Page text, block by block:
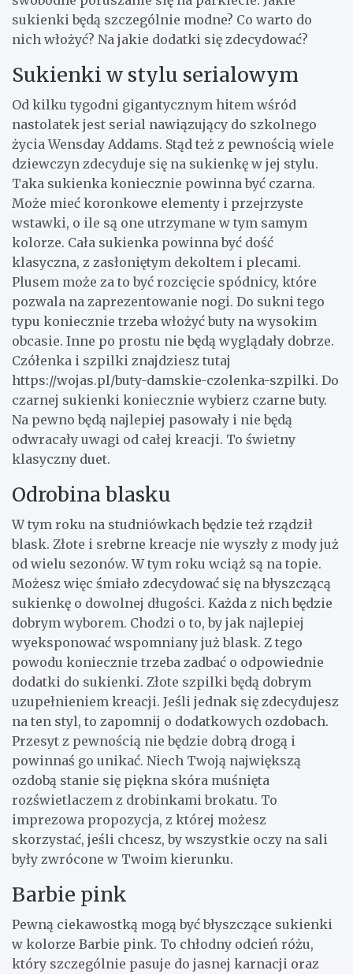
sukienki będą szczególnie modne? Co warto do
nich włożyć? Na jakie dodatki się zdecydować?
Sukienki w stylu serialowym
Od kilku tygodni gigantycznym hitem wśród
nastolatek jest serial nawiązujący do szkolnego
życia Wensday Addams. Stąd też z pewnością wiele
dziewczyn zdecyduje się na sukienkę w jej stylu.
Taka sukienka koniecznie powinna być czarna.
Może mieć koronkowe elementy i przejrzyste
wstawki, o ile są one utrzymane w tym samym
kolorze. Cała sukienka powinna być dość
klasyczna, z zasłoniętym dekoltem i plecami.
Plusem może za to być rozcięcie spódnicy, które
pozwala na zaprezentowanie nogi. Do sukni tego
typu koniecznie trzeba włożyć buty na wysokim
obcasie. Inne po prostu nie będą wyglądały dobrze.
Czółenka i szpilki znajdziesz tutaj
https://wojas.pl/buty-damskie-czolenka-szpilki. Do
czarnej sukienki koniecznie wybierz czarne buty.
Na pewno będą najlepiej pasowały i nie będą
odwracały uwagi od całej kreacji. To świetny
klasyczny duet.
Odrobina blasku
W tym roku na studniówkach będzie też rządził
blask. Złote i srebrne kreacje nie wyszły z mody już
od wielu sezonów. W tym roku wciąż są na topie.
Możesz więc śmiało zdecydować się na błyszczącą
sukienkę o dowolnej długości. Każda z nich będzie
dobrym wyborem. Chodzi o to, by jak najlepiej
wyeksponować wspomniany już blask. Z tego
powodu koniecznie trzeba zadbać o odpowiednie
dodatki do sukienki. Złote szpilki będą dobrym
uzupełnieniem kreacji. Jeśli jednak się zdecydujesz
na ten styl, to zapomnij o dodatkowych ozdobach.
Przesyt z pewnością nie będzie dobrą drogą i
powinnaś go unikać. Niech Twoją największą
ozdobą stanie się piękna skóra muśnięta
rozświetlaczem z drobinkami brokatu. To
imprezowa propozycja, z której możesz
skorzystać, jeśli chcesz, by wszystkie oczy na sali
były zwrócone w Twoim kierunku.
Barbie pink
Pewną ciekawostką mogą być błyszczące sukienki
w kolorze Barbie pink. To chłodny odcień różu,
który szczególnie pasuje do jasnej karnacji oraz